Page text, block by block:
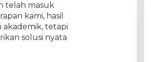
telah masuk
kami, hasil
akademik, tetapi
solusi nyata